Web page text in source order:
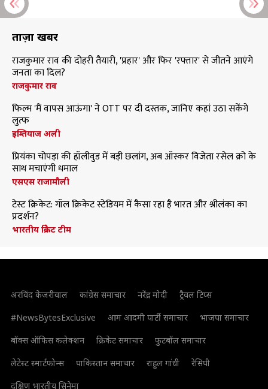
ताज़ा खबरें
राजकुमार राव की दोहरी तैयारी, 'प्रहार' और फिर 'रफ्तार' से जीतने आएंगे
जनता का दिल?
राजकुमार राव
फिल्म 'मैं वापस आऊंगा' ने OTT पर दी दस्तक, जानिए कहां उठा सकेंगे
लुत्फ
इम्तियाज अली
प्रियंका चोपड़ा की हॉलीवुड में बड़ी छलांग, अब ऑस्कर विजेता रसेल क्रो के
साथ मचाएंगी धमाल
एसएस राजामौली
टेस्ट क्रिकेट: गॉल क्रिकेट स्टेडियम में कैसा रहा है भारत और श्रीलंका का
प्रदर्शन?
भारतीय क्रिकेट टीम
अरविंद केजरीवाल कांग्रेस समाचार नरेंद्र मोदी
ट्रैवल टिप्स
#NewsBytesExclusive
आम आदमी पार्टी समाचार
भाजपा समाचार
बॉक्स ऑफिस कलेक्शन
क्रिकेट समाचार
फुटबॉल समाचार
लेटेस्ट स्मार्टफोन्स
पाकिस्तान समाचार राहुल गांधी
रेसिपी
दक्षिण भारतीय सिनेमा